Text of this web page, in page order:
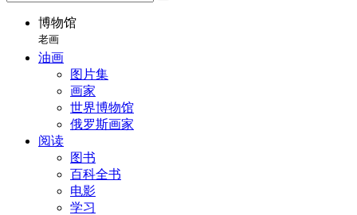
博物馆
老画
油画
图片集
画家
世界博物馆
俄罗斯画家
阅读
图书
百科全书
电影
学习